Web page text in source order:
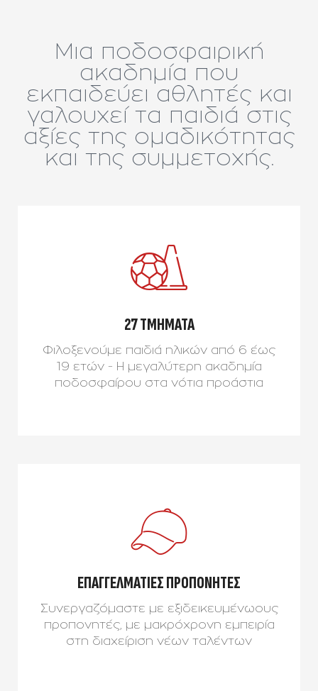
Μια ποδοσφαιρική
ακαδημία που
εκπαιδεύει αθλητές και
γαλουχεί τα παιδιά στις
αξίες της ομαδικότητας
και της συμμετοχής.
27 ΤΜΗΜΑΤΑ
Φιλοξενούμε παιδιά ηλικών από 6 έως
19 ετών - Η μεγαλύτερη ακαδημία
ποδοσφαίρου στα νότια προάστια
ΕΠΑΓΓΕΛΜΑΤΙΕΣ ΠΡΟΠΟΝΗΤΕΣ
Συνεργαζόμαστε με εξιδεικευμένωους
προπονητές, με μακρόχρονη εμπειρία
στη διαχείριση νέων ταλέντων